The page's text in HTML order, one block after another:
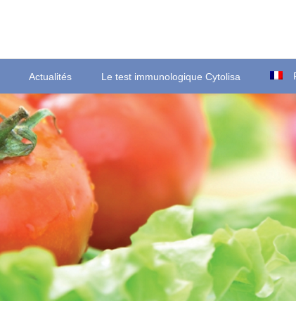
Ortsstraße 22
D-35423 Lich/Ober-Bessingen
Actualités Le test immunologique Cytolisa